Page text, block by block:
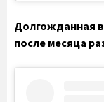
Долгожданная
после месяца